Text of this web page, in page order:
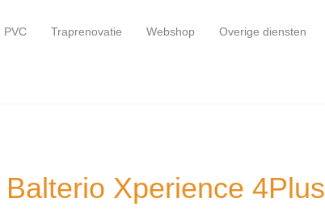
PVC Traprenovatie Webshop Overige diensten
Balterio Xperience 4Plus